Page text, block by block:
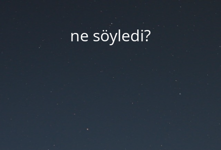
ne söyledi?